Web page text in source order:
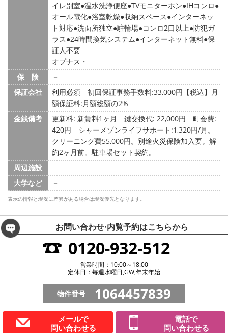
イレ別室 温水洗浄便座 TVモニターホン IHコンロ
オール電化 浴室乾燥 収納スペース インターネッ
ト対応 洗面所独立 駐輪場 コンロ2口以上 防犯ガ
ラス 24時間換気システム インターネット無料 保
証人不要
オプナス・
保 険
－
保証会社
利用必須 初回保証事務手数料:33,000円【税込】月
額保証料:月額総額の2%
金銭備考
更新料: 新賃料1ヶ月 鍵交換代: 22,000円
町会費:
420円
シャーメゾンライフサポート:1,320円/月。
クリーニング費55,000円。別途火災保険加入要。解
約2ヶ月前。駐車場セット契約。
周辺施設
大学など
－
表示の情報と現況に差異がある場合は現況優先となります。
お問い合わせ·内覧予約はこちらから
0120-932-512
営業時間：10:00～18:00
定休日：毎週水曜日,GW,年末年始
物件番号 1064457839
メールで
問い合わせる
電話で
問い合わせる